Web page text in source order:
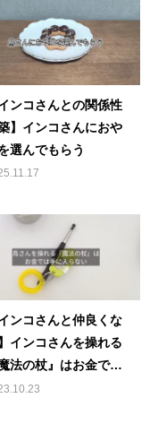
インコさんとの関係性
】インコさんにおや
選んでもらう
インコさんと仲良くな
インコさんを操れる
魔法の杖』はお金では
入らない